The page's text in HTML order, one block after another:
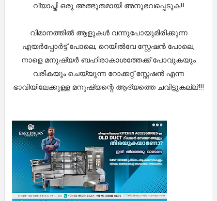
വ്യാപ്തി ഒരു അത്ഭുതമായി അനുഭവപ്പെടുക!!
വിമാനത്തിൽ ആളുകൾ വന്നുപോയുമിരിക്കുന്ന
എയർപ്പോർട്ട് പോലെ, റെയിൽവേ സ്റ്റേഷൻ പോലെ,
നാളെ മനുഷ്യർ ബഹിരാകാശത്തേക്ക് പോവുകയും
വരികയും ചെയ്യുന്ന റോക്കറ്റ് സ്റ്റേഷൻ എന്ന
ഭാവിയിലേക്കുള്ള മനുഷ്യന്റെ ആദ്യത്തെ ചവിട്ടുകല്ല്!!!